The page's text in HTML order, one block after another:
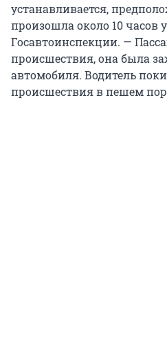
устанавливается,
произошла около 10 часов
Госавтоинспекции. —
происшествия, она была
автомобиля. Водитель
происшествия в пешем